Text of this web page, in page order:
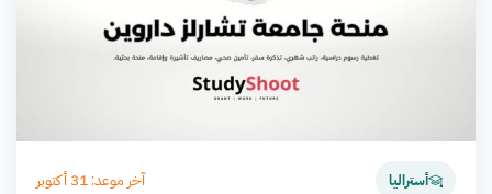
أستراليا آخر موعد: 31 أكتوبر